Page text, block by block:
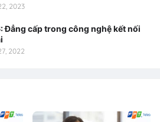
2023
Đẳng cấp trong công nghệ kết nối
2022